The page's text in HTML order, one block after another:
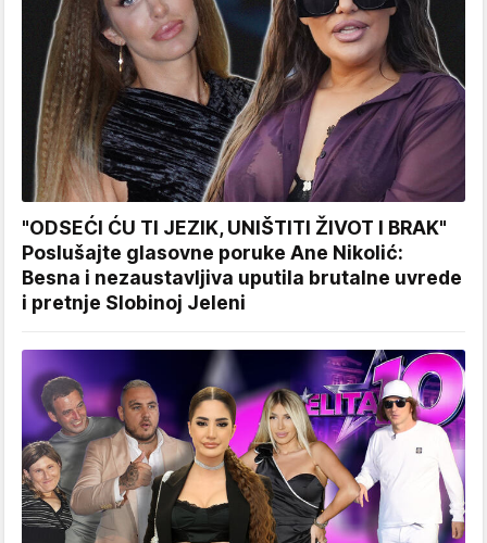
"ODSEĆI ĆU TI JEZIK, UNIŠTITI ŽIVOT I BRAK"
Poslušajte glasovne poruke Ane Nikolić:
Besna i nezaustavljiva uputila brutalne uvrede
i pretnje Slobinoj Jeleni